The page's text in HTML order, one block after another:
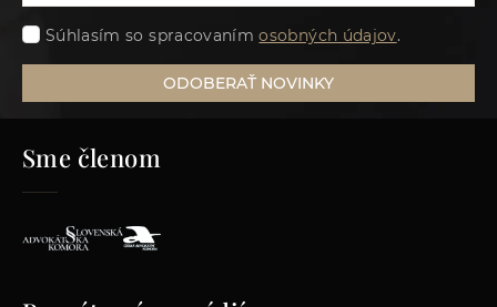
Súhlasím so spracovanímosobných údajov.
ODOBERAŤ NOVINKY
Sme členom